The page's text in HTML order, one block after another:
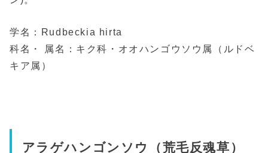
学名：Rudbeckia hirta
科名・ 属名：キク科・オオハンゴウソウ属（ルドベ
キア属）
アラゲハンゴンソウ（荒毛反魂草）